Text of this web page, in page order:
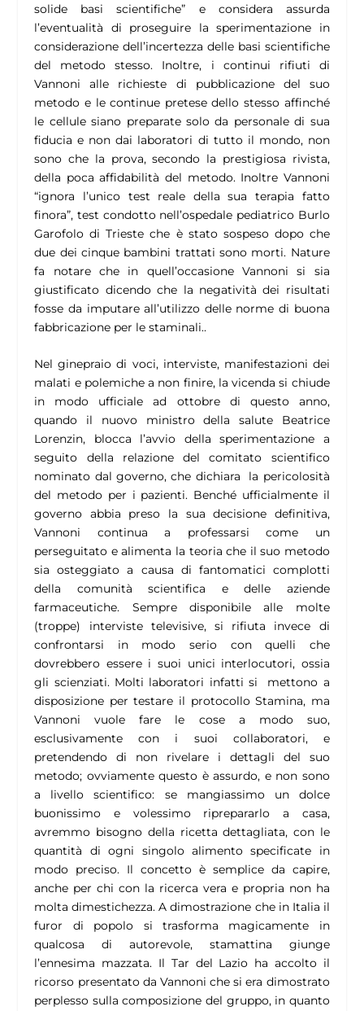
solide basi scientifiche” e considera assurda
l’eventualità di proseguire la sperimentazione in
considerazione dell’incertezza delle basi scientifiche
del metodo stesso. Inoltre, i continui rifiuti di
Vannoni alle richieste di pubblicazione del suo
metodo e le continue pretese dello stesso affinché
le cellule siano preparate solo da personale di sua
fiducia e non dai laboratori di tutto il mondo, non
sono che la prova, secondo la prestigiosa rivista,
della poca affidabilità del metodo. Inoltre Vannoni
“ignora l’unico test reale della sua terapia fatto
finora”, test condotto nell’ospedale pediatrico Burlo
Garofolo di Trieste che è stato sospeso dopo che
due dei cinque bambini trattati sono morti. Nature
fa notare che in quell’occasione Vannoni si sia
giustificato dicendo che la negatività dei risultati
fosse da imputare all’utilizzo delle norme di buona
fabbricazione per le staminali..
Nel ginepraio di voci, interviste, manifestazioni dei
malati e polemiche a non finire, la vicenda si chiude
in modo ufficiale ad ottobre di questo anno,
quando il nuovo ministro della salute Beatrice
Lorenzin, blocca l’avvio della sperimentazione a
seguito della relazione del comitato scientifico
nominato dal governo, che dichiara la pericolosità
del metodo per i pazienti. Benché ufficialmente il
governo abbia preso la sua decisione definitiva,
Vannoni continua a professarsi come un
perseguitato e alimenta la teoria che il suo metodo
sia osteggiato a causa di fantomatici complotti
della comunità scientifica e delle aziende
farmaceutiche. Sempre disponibile alle molte
(troppe) interviste televisive, si rifiuta invece di
confrontarsi in modo serio con quelli che
dovrebbero essere i suoi unici interlocutori, ossia
gli scienziati. Molti laboratori infatti si mettono a
disposizione per testare il protocollo Stamina, ma
Vannoni vuole fare le cose a modo suo,
esclusivamente con i suoi collaboratori, e
pretendendo di non rivelare i dettagli del suo
metodo; ovviamente questo è assurdo, e non sono
a livello scientifico: se mangiassimo un dolce
buonissimo e volessimo riprepararlo a casa,
avremmo bisogno della ricetta dettagliata, con le
quantità di ogni singolo alimento specificate in
modo preciso. Il concetto è semplice da capire,
anche per chi con la ricerca vera e propria non ha
molta dimestichezza. A dimostrazione che in Italia il
furor di popolo si trasforma magicamente in
qualcosa di autorevole, stamattina giunge
l’ennesima mazzata. Il Tar del Lazio ha accolto il
ricorso presentato da Vannoni che si era dimostrato
perplesso sulla composizione del gruppo, in quanto